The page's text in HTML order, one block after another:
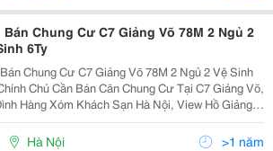
Bán Chung Cư C7 Giảng Võ 78M 2 Ngủ 2
6Ty
Chung Cư C7 Giảng Võ 78M 2 Ngủ 2 Vệ Sinh
Chủ Cần Bán Căn Chung Cư Tại C7 Giảng Võ,
Hàng Xóm Khách Sạn Hà Nội, View Hồ Giảng
Tích 78M Thiết Kế 2 Ngủ, 2 Vệ Sinh, Có Thể
Tạo Thành 3 Ngủ, Giá Chào Nhỉnh 6 Tỷ Sổ Đỏ...
Hà Nội >1 năm